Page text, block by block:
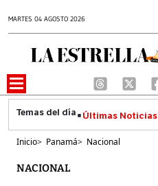
MARTES 04 AGOSTO 2026
Últimas Noticias
Inicio> Panamá> Nacional
NACIONAL